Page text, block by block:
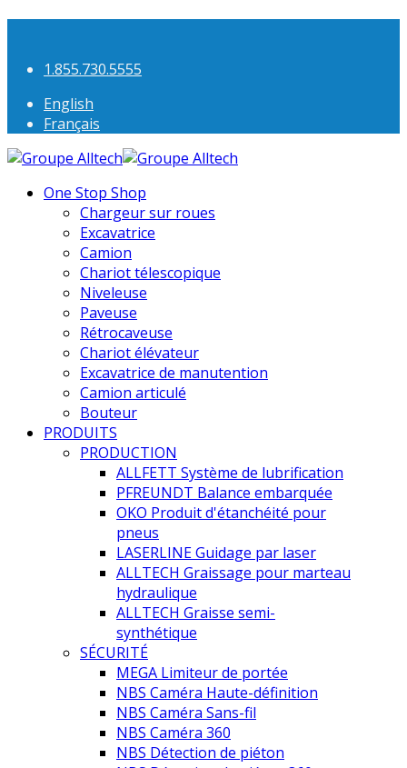
1.855.730.5555
English
Français
One Stop Shop
Chargeur sur roues
Excavatrice
Camion
Chariot télescopique
Niveleuse
Paveuse
Rétrocaveuse
Chariot élévateur
Excavatrice de manutention
Camion articulé
Bouteur
PRODUITS
PRODUCTION
ALLFETT Système de lubrification
PFREUNDT Balance embarquée
OKO Produit d'étanchéité pour
pneus
LASERLINE Guidage par laser
ALLTECH Graissage pour marteau
hydraulique
ALLTECH Graisse semi-
synthétique
SÉCURITÉ
MEGA Limiteur de portée
NBS Caméra Haute-définition
NBS Caméra Sans-fil
NBS Caméra 360
NBS Détection de piéton